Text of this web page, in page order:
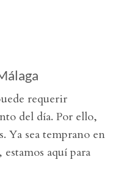
requerir
del día. Por ello,
Ya sea temprano en
aquí para